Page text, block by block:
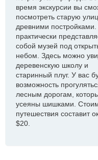
время экскурсии вы
посмотреть старую
древними
практически
собой музей под
небом. Здесь можно
деревенскую школу и
старинный плуг. У вас
возможность
лесным дорогам,
усеяны шишками.
путешествия составит
$20.